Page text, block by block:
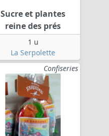
Sucre et plantes
reine des prés
1 u
La Serpolette
Confiseries